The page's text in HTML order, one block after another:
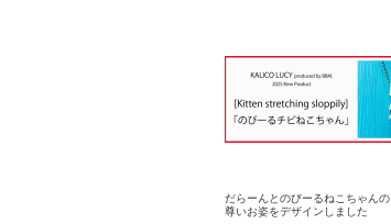
だらーんとのびーるねこちゃんの
尊いお姿をデザインしました